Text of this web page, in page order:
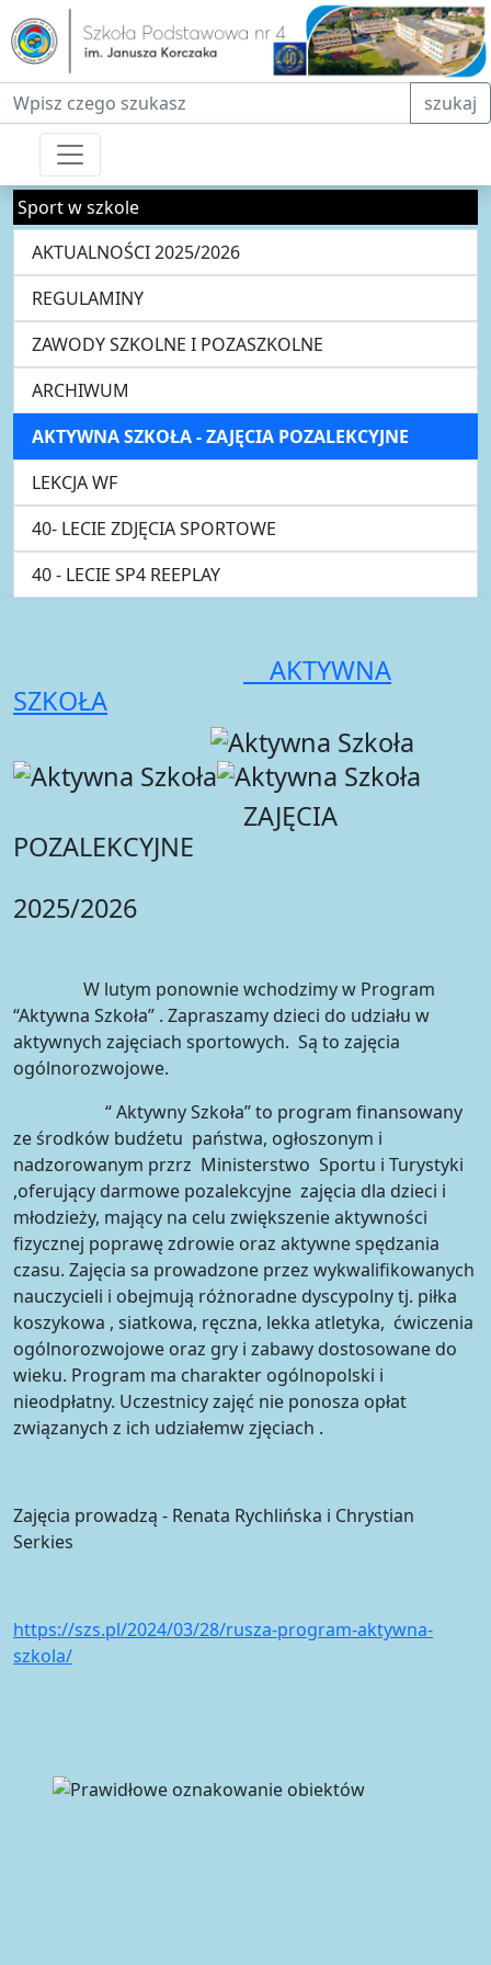
Fraza do wyszukiwania szukaj
Sport w szkole
AKTUALNOŚCI 2025/2026
REGULAMINY
ZAWODY SZKOLNE I POZASZKOLNE
ARCHIWUM
AKTYWNA SZKOŁA - ZAJĘCIA POZALEKCYJNE
LEKCJA WF
40- LECIE ZDJĘCIA SPORTOWE
40 - LECIE SP4 REEPLAY
AKTYWNA
SZKOŁA
ZAJĘCIA
POZALEKCYJNE
2025/2026
W lutym ponownie wchodzimy w Program
“Aktywna Szkoła” . Zapraszamy dzieci do udziału w
aktywnych zajęciach sportowych. Są to zajęcia
ogólnorozwojowe.
“ Aktywny Szkoła” to program finansowany
ze środków budźetu państwa, ogłoszonym i
nadzorowanym przrz Ministerstwo Sportu i Turystyki
,oferujący darmowe pozalekcyjne zajęcia dla dzieci i
młodzieży, mający na celu zwiększenie aktywności
fizycznej poprawę zdrowie oraz aktywne spędzania
czasu. Zajęcia sa prowadzone przez wykwalifikowanych
nauczycieli i obejmują różnoradne dyscypolny tj. piłka
koszykowa , siatkowa, ręczna, lekka atletyka, ćwiczenia
ogólnorozwojowe oraz gry i zabawy dostosowane do
wieku. Program ma charakter ogólnopolski i
nieodpłatny. Uczestnicy zajęć nie ponosza opłat
związanych z ich udziałemw zjęciach .
Zajęcia prowadzą - Renata Rychlińska i Chrystian
Serkies
https://szs.pl/2024/03/28/rusza-program-aktywna-
szkola/